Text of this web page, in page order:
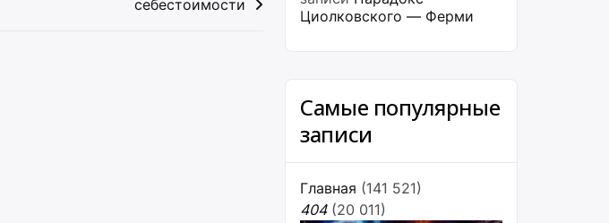
себестоимости
Циолковского — Ферми
Самые популярные
записи
Главная (141 521)
404 (20 011)